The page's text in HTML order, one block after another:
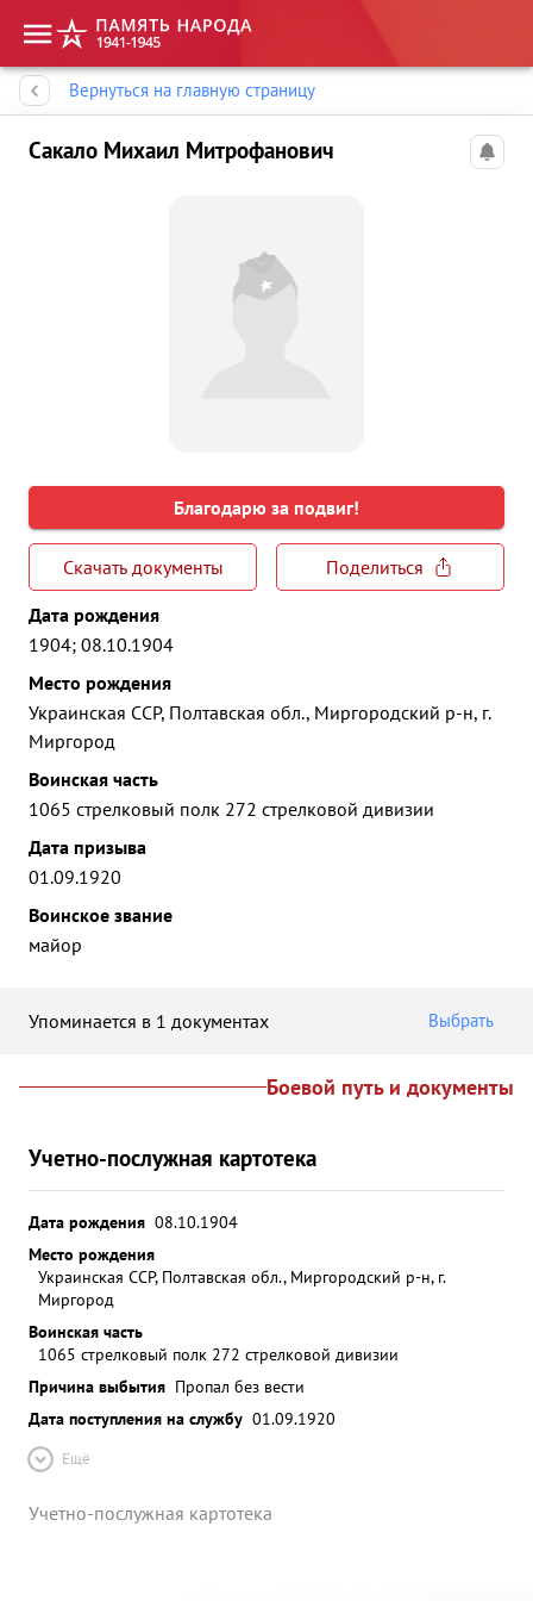
Вернуться на главную страницу
Сакало Михаил Митрофанович
Благодарю за подвиг!
Скачать документы
Поделиться
Дата рождения
1904; 08.10.1904
Место рождения
Украинская ССР, Полтавская обл., Миргородский р-н, г.
Миргород
Воинская часть
1065 стрелковый полк 272 стрелковой дивизии
Дата призыва
01.09.1920
Воинское звание
майор
Упоминается в 1 документах Выбрать
Боевой путь и документы
Учетно-послужная картотека
Дата рождения 08.10.1904
Место рождения
Украинская ССР, Полтавская обл., Миргородский р-н, г.
Миргород
Воинская часть
1065 стрелковый полк 272 стрелковой дивизии
Причина выбытия Пропал без вести
Дата поступления на службу 01.09.1920
Ещё
Учетно-послужная картотека
Память народа